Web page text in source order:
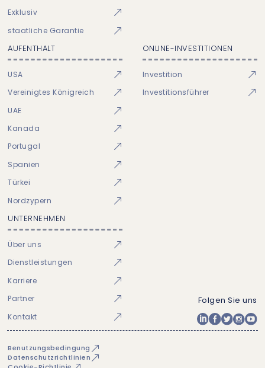
Exklusiv
staatliche Garantie
AUFENTHALT
USA
Vereinigtes Königreich
UAE
Kanada
Portugal
Spanien
Türkei
Nordzypern
ONLINE-INVESTITIONEN
Investition
Investitionsführer
UNTERNEHMEN
Über uns
Dienstleistungen
Karriere
Partner
Kontakt
Folgen Sie uns
Benutzungsbedingung
Datenschutzrichtlinien